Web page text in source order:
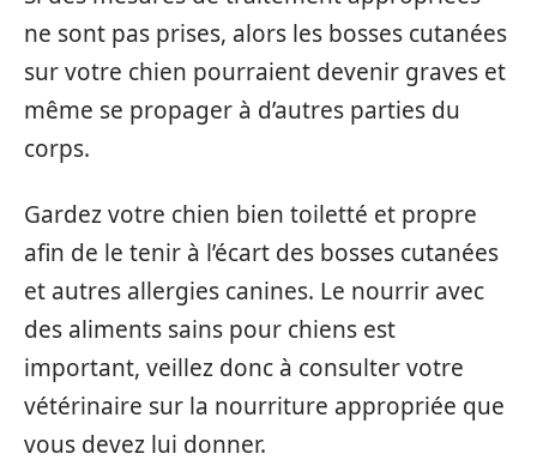
ne sont pas prises, alors les bosses cutanées
sur votre chien pourraient devenir graves et
même se propager à d’autres parties du
corps.
Gardez votre chien bien toiletté et propre
afin de le tenir à l’écart des bosses cutanées
et autres allergies canines. Le nourrir avec
des aliments sains pour chiens est
important, veillez donc à consulter votre
vétérinaire sur la nourriture appropriée que
vous devez lui donner.